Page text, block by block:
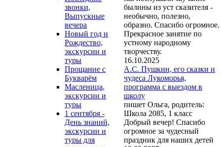
звонки,
Выпускные
вечера
Новый год и
Рождество,
экскурсии и
туры
Прощание с
Букварём
Масленица,
экскурсии и
туры
1 сентября -
День знаний,
экскурсии и
туры для
былины из уст сказителя -
необычно, полезно,
образно. Спасибо огромное.
Прекрасное занятие по
устному народному
творчеству.
16.10.2025
А.С. Пушкин, его сказки и
чудеса Лукоморья,
программа с выездом в
школу
пишет Ольга, родитель:
Школа 2085, 1 класс
Добрый вечер! Спасибо
огромное за чудесный
праздник для наших детей